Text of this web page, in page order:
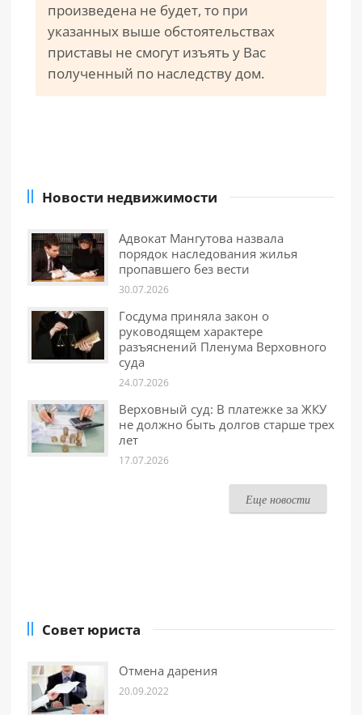
произведена не будет, то при
указанных выше обстоятельствах
приставы не смогут изъять у Вас
полученный по наследству дом.
Новости недвижимости
Адвокат Мангутова назвала
порядок наследования жилья
пропавшего без вести
30.07.2026
Госдума приняла закон о
руководящем характере
разъяснений Пленума Верховного
суда
24.07.2026
Верховный суд: В платежке за ЖКУ
не должно быть долгов старше трех
лет
17.07.2026
Еще новости
Совет юриста
Отмена дарения
20.09.2022